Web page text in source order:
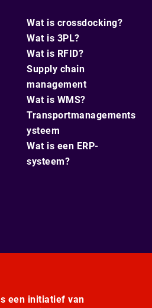
Wat is crossdocking?
Wat is 3PL?
Wat is RFID?
Supply chain
management
Wat is WMS?
Transportmanagements
ysteem
Wat is een ERP-
systeem?
een initiatief van